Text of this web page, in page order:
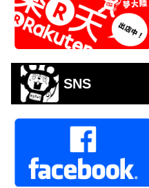
SNS